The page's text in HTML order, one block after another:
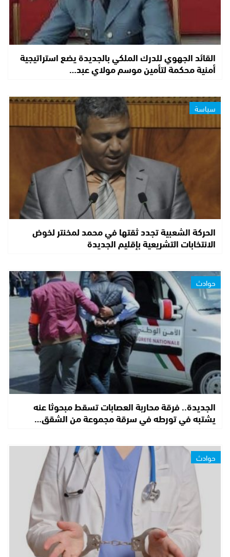
القائد الجهوي للدرك الملكي بالجديدة يضع استراتيجية
أمنية محكمة لتأمين موسم مولاي عبد…
سياسة
الحركة الشعبية تجدد ثقتها في محمد لمخنتر لخوض
الانتخابات التشريعية بإقليم الجديدة
حوادث
الجديدة.. فرقة محاربة العصابات تسقط مبحوثا عنه
يشتبه في تورطه في سرقة مجموعة من الشقق…
حوادث